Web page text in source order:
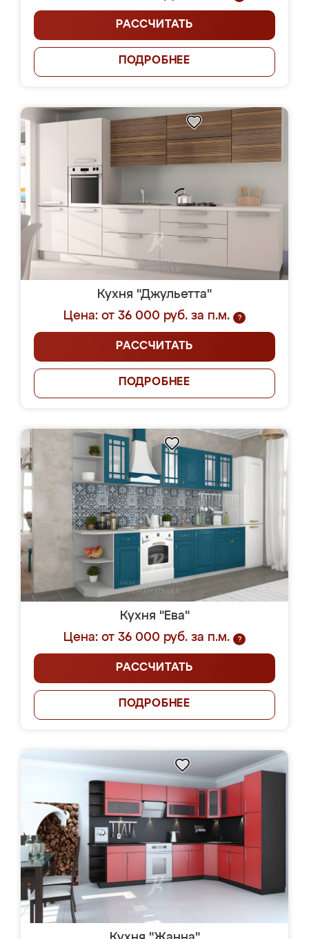
РАССЧИТАТЬ
ПОДРОБНЕЕ
Кухня "Джульетта"
Цена: от 36 000 руб. за п.м.
?
РАССЧИТАТЬ
ПОДРОБНЕЕ
Кухня "Ева"
Цена: от 36 000 руб. за п.м.
?
РАССЧИТАТЬ
ПОДРОБНЕЕ